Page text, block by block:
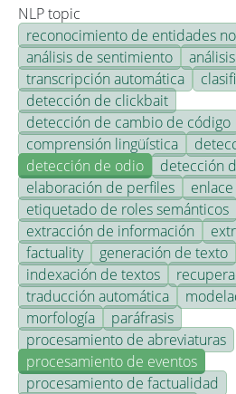
NLP topic
reconocimiento de entidades
análisis de sentimiento
transcripción automática
detección de clickbait
detección de cambio de código
comprensión lingüística
detección de odio
detección
elaboración de perfiles
etiquetado de roles semánticos
extracción de información
factuality
generación de texto
indexación de textos
traducción automática
morfología
paráfrasis
procesamiento de abreviaturas
procesamiento de eventos
procesamiento de factualidad